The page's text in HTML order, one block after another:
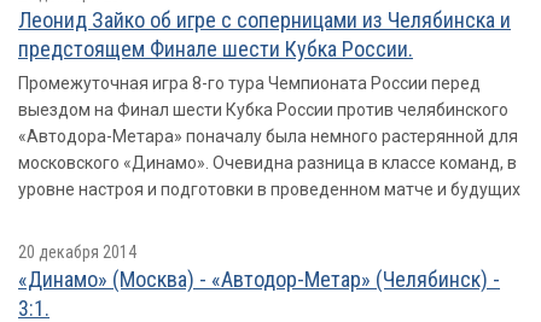
Леонид Зайко об игре с соперницами из Челябинска и
предстоящем Финале шести Кубка России.
Промежуточная игра 8-го тура Чемпионата России перед
выездом на Финал шести Кубка России против челябинского
«Автодора-Метара» поначалу была немного растерянной для
московского «Динамо». Очевидна разница в классе команд, в
уровне настроя и подготовки в проведенном матче и будущих
20 декабря 2014
«Динамо» (Москва) - «Автодор-Метар» (Челябинск) -
3:1.